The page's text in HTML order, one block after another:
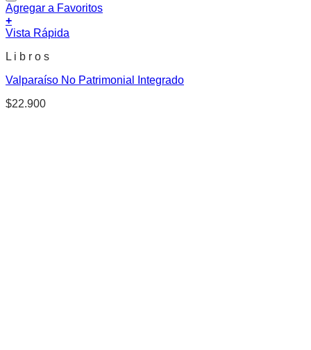
Agregar a Favoritos
+
Vista Rápida
L i b r o s
Valparaíso No Patrimonial Integrado
$22.900